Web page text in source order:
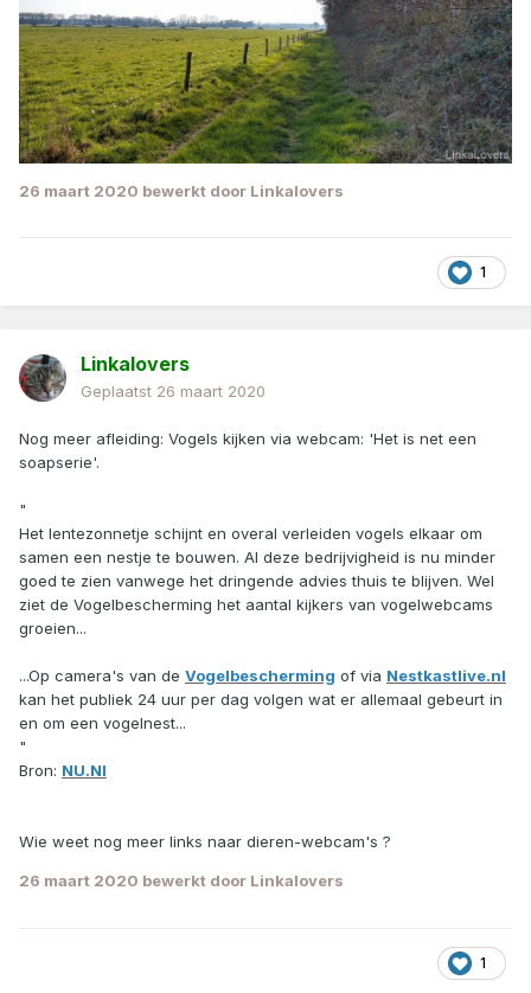
26 maart 2020 bewerkt door Linkalovers
1
Linkalovers
Geplaatst 26 maart 2020
Nog meer afleiding: Vogels kijken via webcam: 'Het is net een
soapserie'.
"
Het lentezonnetje schijnt en overal verleiden vogels elkaar om
samen een nestje te bouwen. Al deze bedrijvigheid is nu minder
goed te zien vanwege het dringende advies thuis te blijven. Wel
ziet de Vogelbescherming het aantal kijkers van vogelwebcams
groeien...
...Op camera's van de Vogelbescherming of via Nestkastlive.nl
kan het publiek 24 uur per dag volgen wat er allemaal gebeurt in
en om een vogelnest...
"
Bron: NU.Nl
Wie weet nog meer links naar dieren-webcam's ?
26 maart 2020 bewerkt door Linkalovers
1